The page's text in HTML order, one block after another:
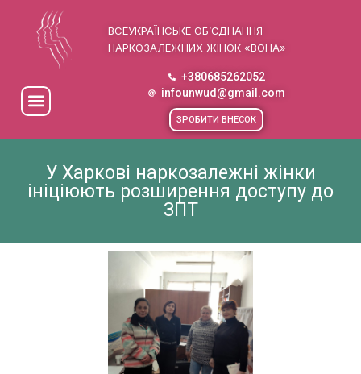
ВСЕУКРАЇНСЬКЕ ОБ’ЄДНАННЯ
НАРКОЗАЛЕЖНИХ ЖІНОК «ВОНА»
+380685262052
infounwud@gmail.com
ЗРОБИТИ ВНЕСОК
У Харкові наркозалежні жінки
ініціюють розширення доступу до
ЗПТ